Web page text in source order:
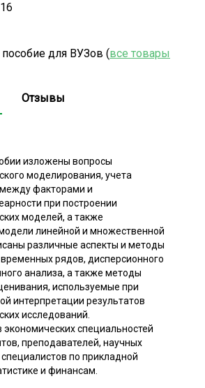
для ВУЗов (все товары
Отзывы
изложены вопросы
моделирования, учета
факторами и
при построении
моделей, а также
линейной и множественной
различные аспекты и методы
рядов, дисперсионного
анализа, а также методы
используемые при
интерпретации результатов
исследований.
экономических специальностей
преподавателей, научных
по прикладной
и финансам.